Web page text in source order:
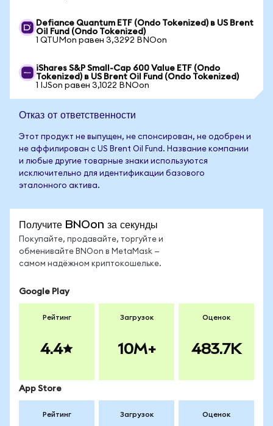
Defiance Quantum ETF (Ondo Tokenized) в US Brent
Oil Fund (Ondo Tokenized)
1 QTUMon равен 3,3292 BNOon
iShares S&P Small-Cap 600 Value ETF (Ondo
Tokenized) в US Brent Oil Fund (Ondo Tokenized)
1 IJSon равен 3,1022 BNOon
Отказ от ответственности
Этот продукт не выпущен, не спонсирован, не одобрен и
не аффилирован с US Brent Oil Fund. Название компании
и любые другие товарные знаки используются
исключительно для идентификации базового
эталонного актива.
Получите BNOon за секунды
Покупайте, продавайте, торгуйте и
обменивайте BNOon в MetaMask —
самом надёжном криптокошельке.
Google Play
Рейтинг
4.4
Загрузок
10M+
Оценок
483.7K
App Store
Рейтинг Загрузок Оценок